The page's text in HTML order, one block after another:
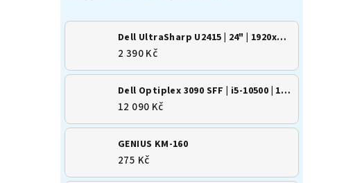
Dell UltraSharp U2415 | 24" | 1920x1200 | 16:10 | IPS
2 390 Kč
Dell Optiplex 3090 SFF | i5-10500 | 16GB | 500GB SSD | Win 11
12 090 Kč
GENIUS KM-160
275 Kč